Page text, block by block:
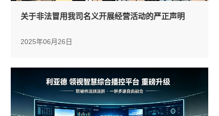
关于非法冒用我司名义开展经营活动的严正声明
2025年06月26日